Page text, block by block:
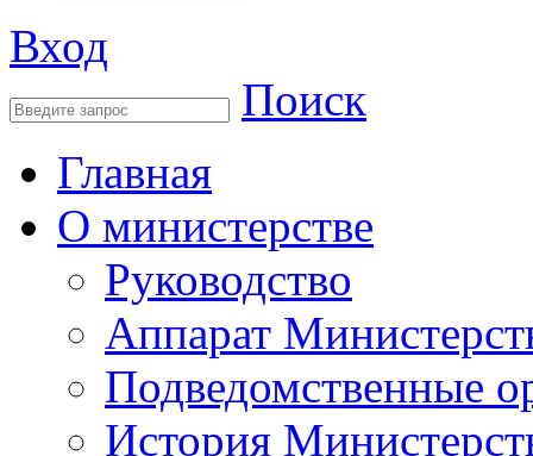
Вход
Поиск
Главная
О министерстве
Руководство
Аппарат
Подведомственные
История